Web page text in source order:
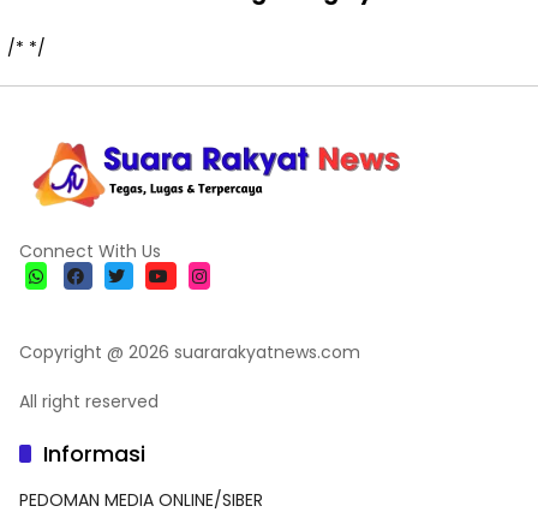
/* */
Connect With Us
Copyright @ 2026 suararakyatnews.com
All right reserved
Informasi
PEDOMAN MEDIA ONLINE/SIBER